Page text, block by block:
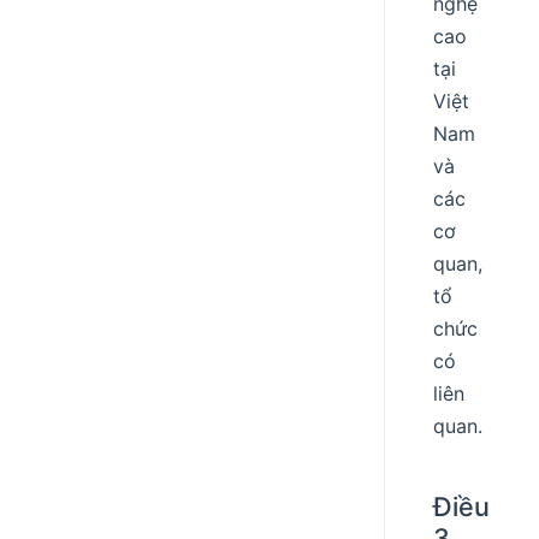
cao
tại
Việt
Nam
và
các
cơ
quan,
tổ
chức
có
liên
quan.
Điều